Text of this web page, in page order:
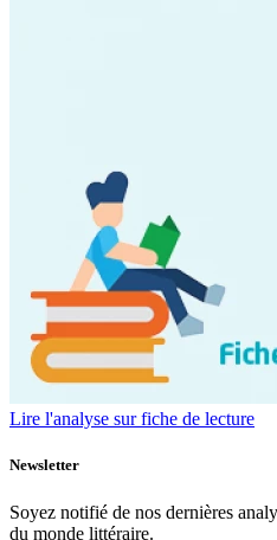
Lire l'analyse sur fiche de lecture
Newsletter
Soyez notifié de nos dernières
du monde littéraire.